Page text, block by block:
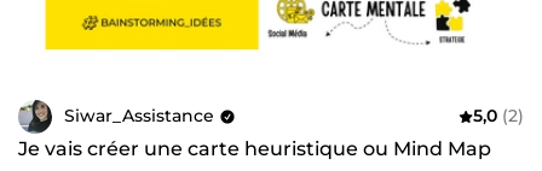
Siwar_Assistance 5,0 (2)
Je vais créer une carte heuristique ou Mind Map